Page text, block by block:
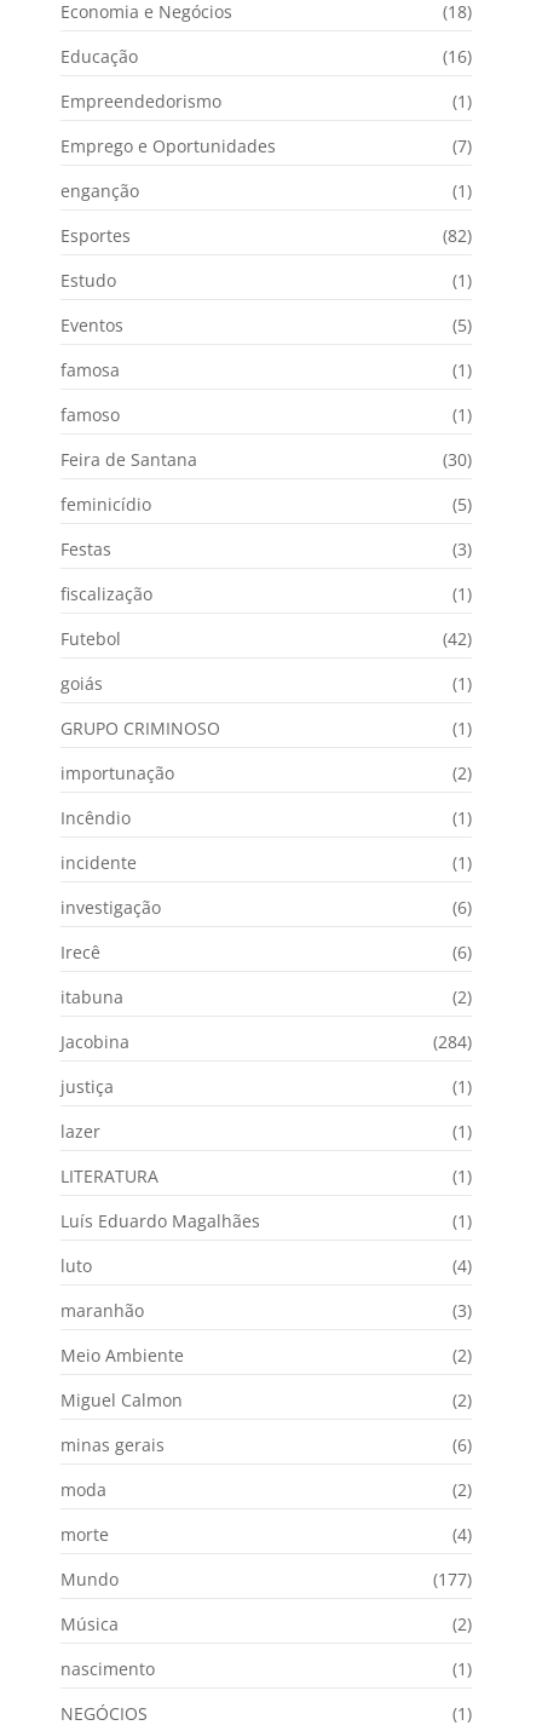
Economia e Negócios
(18)
Educação
(16)
Empreendedorismo
(1)
Emprego e Oportunidades
(7)
enganção
(1)
Esportes
(82)
Estudo
(1)
Eventos
(5)
famosa
(1)
famoso
(1)
Feira de Santana
(30)
feminicídio
(5)
Festas
(3)
fiscalização
(1)
Futebol
(42)
goiás
(1)
GRUPO CRIMINOSO
(1)
importunação
(2)
Incêndio
(1)
incidente
(1)
investigação
(6)
Irecê
(6)
itabuna
(2)
Jacobina
(284)
justiça
(1)
lazer
(1)
LITERATURA
(1)
Luís Eduardo Magalhães
(1)
luto
(4)
maranhão
(3)
Meio Ambiente
(2)
Miguel Calmon
(2)
minas gerais
(6)
moda
(2)
morte
(4)
Mundo
(177)
Música
(2)
nascimento
(1)
NEGÓCIOS
(1)